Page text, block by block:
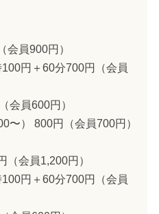
会員900円）
円＋60分700円（会員
会員600円）
〜） 800円（会員700円）
（会員1,200円）
円＋60分700円（会員